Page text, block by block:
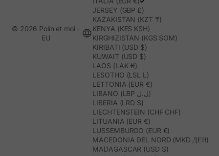
JERSEY (GBP £)
KAZAKISTAN (KZT ₸)
KENYA (KES KSH)
KIRGHIZISTAN (KGS SOM)
KIRIBATI (USD $)
KUWAIT (USD $)
LAOS (LAK ₭)
LESOTHO (LSL L)
LETTONIA (EUR €)
LIBANO (LBP ل.ل)
LIBERIA (LRD $)
LIECHTENSTEIN (CHF CHF)
LITUANIA (EUR €)
LUSSEMBURGO (EUR €)
MACEDONIA DEL NORD (MKD ДЕН)
MADAGASCAR (USD $)
© 2026 Polín et moi -
EU